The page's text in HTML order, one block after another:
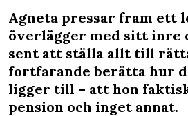
Agneta pressar fram ett
överlägger med sitt inre
sent att ställa allt till
fortfarande berätta hur
ligger till – att hon
pension och inget annat.